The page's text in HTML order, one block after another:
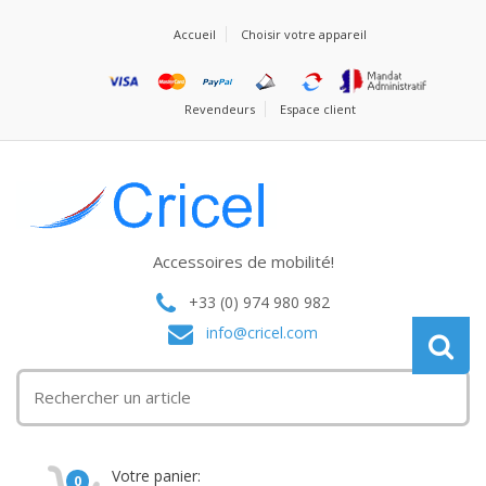
Accueil Choisir votre appareil
Revendeurs Espace client
Accessoires de mobilité!
+33 (0) 974 980 982
info@cricel.com
0 Votre panier: